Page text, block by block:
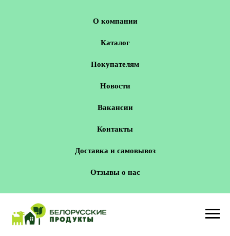
О компании
Каталог
Покупателям
Новости
Вакансии
Контакты
Доставка и самовывоз
Отзывы о нас